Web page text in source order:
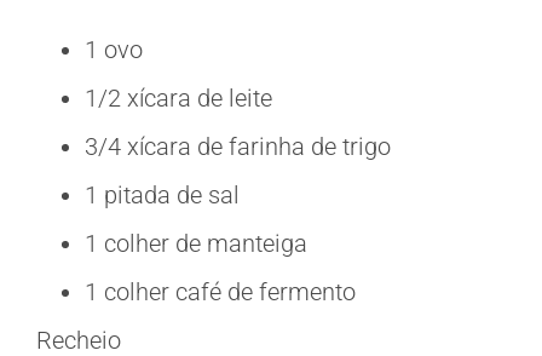
1 ovo
1/2 xícara de leite
3/4 xícara de farinha de trigo
1 pitada de sal
1 colher de manteiga
1 colher café de fermento
Recheio